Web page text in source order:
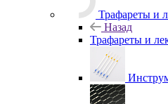
Трафареты и
Назад
Трафареты и